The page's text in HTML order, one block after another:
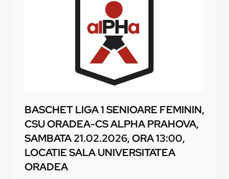
BASCHET LIGA 1 SENIOARE FEMININ,
CSU ORADEA-CS ALPHA PRAHOVA,
SAMBATA 21.02.2026, ORA 13:00,
LOCATIE SALA UNIVERSITATEA
ORADEA